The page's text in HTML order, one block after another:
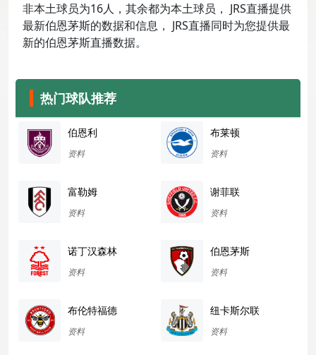
非本土球员为16人，其余都为本土球员， JRS直播提供
最新伯恩茅斯的数据和信息， JRS直播同时为您提供最
新的伯恩茅斯直播数据。
热门球队推荐
伯恩利
资料
布莱顿
资料
富勒姆
资料
谢菲联
资料
诺丁汉森林
资料
伯恩茅斯
资料
布伦特福德
资料
纽卡斯尔联
资料